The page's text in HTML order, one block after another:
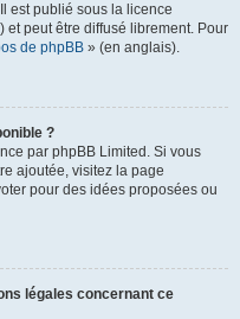
est publié sous la licence
peut être diffusé librement. Pour
de phpBB » (en anglais).
?
par phpBB Limited. Si vous
ajoutée, visitez la page
pour des idées proposées ou
légales concernant ce